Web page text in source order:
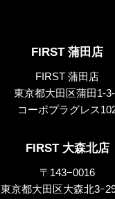
FIRST 蒲田店
FIRST 蒲田店
東京都大田区蒲田1-
コーポプラグレス
FIRST 大森北店
〒143−0016
東京都大田区大森北3ｰ